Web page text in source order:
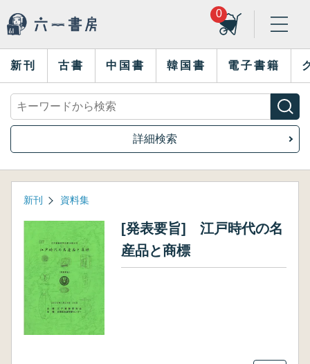
0
新刊 古書 中国書 韓国書 電子書籍
詳細検索
新刊 資料集
[発表要旨] 江戸時代の名
産品と商標